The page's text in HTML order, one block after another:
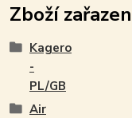
Zboží
Kagero
-
PL/GB
Air